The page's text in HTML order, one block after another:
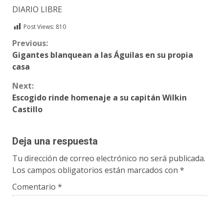
DIARIO LIBRE
Post Views: 810
Continue
Reading
Previous:
Gigantes blanquean a las Águilas en su propia
casa
Next:
Escogido rinde homenaje a su capitán Wilkin
Castillo
Deja una respuesta
Tu dirección de correo electrónico no será publicada.
Los campos obligatorios están marcados con *
Comentario *